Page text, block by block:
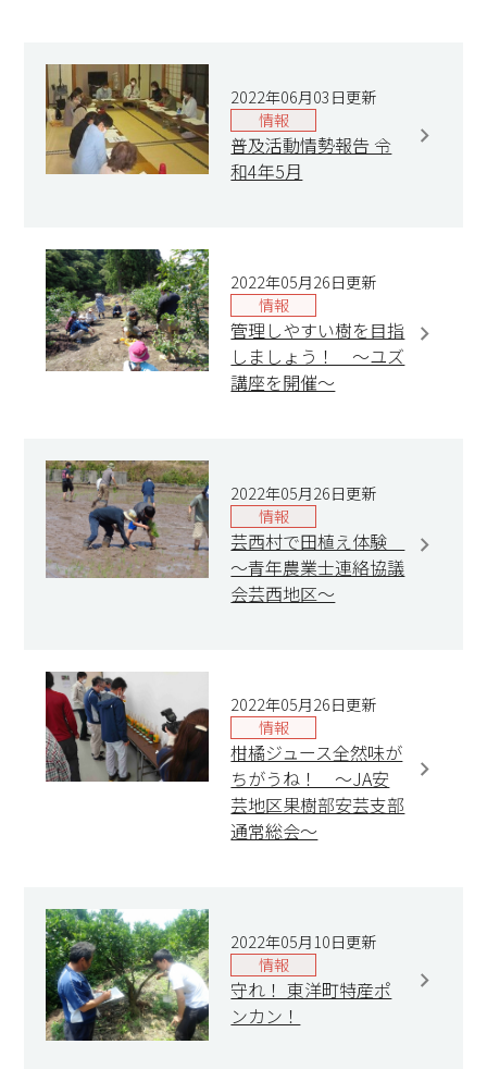
2022年06月03日更新
情報
普及活動情勢報告 令
和4年5月
2022年05月26日更新
情報
管理しやすい樹を目指
しましょう！ ～ユズ
講座を開催～
2022年05月26日更新
情報
芸西村で田植え体験
～青年農業士連絡協議
会芸西地区～
2022年05月26日更新
情報
柑橘ジュース全然味が
ちがうね！ ～JA安
芸地区果樹部安芸支部
通常総会～
2022年05月10日更新
情報
守れ！ 東洋町特産ポ
ンカン！